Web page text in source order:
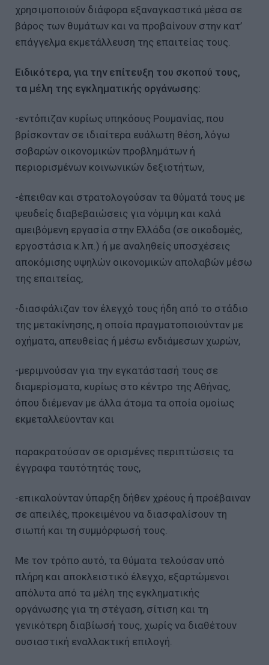
χρησιμοποιούν διάφορα εξαναγκαστικά μέσα σε
βάρος των θυμάτων και να προβαίνουν στην κατ’
επάγγελμα εκμετάλλευση της επαιτείας τους.
Ειδικότερα, για την επίτευξη του σκοπού τους,
τα μέλη της εγκληματικής οργάνωσης:
-εντόπιζαν κυρίως υπηκόους Ρουμανίας, που
βρίσκονταν σε ιδιαίτερα ευάλωτη θέση, λόγω
σοβαρών οικονομικών προβλημάτων ή
περιορισμένων κοινωνικών δεξιοτήτων,
-έπειθαν και στρατολογούσαν τα θύματά τους με
ψευδείς διαβεβαιώσεις για νόμιμη και καλά
αμειβόμενη εργασία στην Ελλάδα (σε οικοδομές,
εργοστάσια κ.λπ.) ή με αναληθείς υποσχέσεις
αποκόμισης υψηλών οικονομικών απολαβών μέσω
της επαιτείας,
-διασφάλιζαν τον έλεγχό τους ήδη από το στάδιο
της μετακίνησης, η οποία πραγματοποιούνταν με
οχήματα, απευθείας ή μέσω ενδιάμεσων χωρών,
-μεριμνούσαν για την εγκατάστασή τους σε
διαμερίσματα, κυρίως στο κέντρο της Αθήνας,
όπου διέμεναν με άλλα άτομα τα οποία ομοίως
εκμεταλλεύονταν και
παρακρατούσαν σε ορισμένες περιπτώσεις τα
έγγραφα ταυτότητάς τους,
-επικαλούνταν ύπαρξη δήθεν χρέους ή προέβαιναν
σε απειλές, προκειμένου να διασφαλίσουν τη
σιωπή και τη συμμόρφωσή τους.
Με τον τρόπο αυτό, τα θύματα τελούσαν υπό
πλήρη και αποκλειστικό έλεγχο, εξαρτώμενοι
απόλυτα από τα μέλη της εγκληματικής
οργάνωσης για τη στέγαση, σίτιση και τη
γενικότερη διαβίωσή τους, χωρίς να διαθέτουν
ουσιαστική εναλλακτική επιλογή.